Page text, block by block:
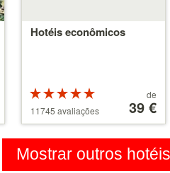
Hotéis econômicos
Classificação:
5 de 5
estrelas
11745 avaliações partir
de
110 €
de
39 €
Mostrar outros hotéis